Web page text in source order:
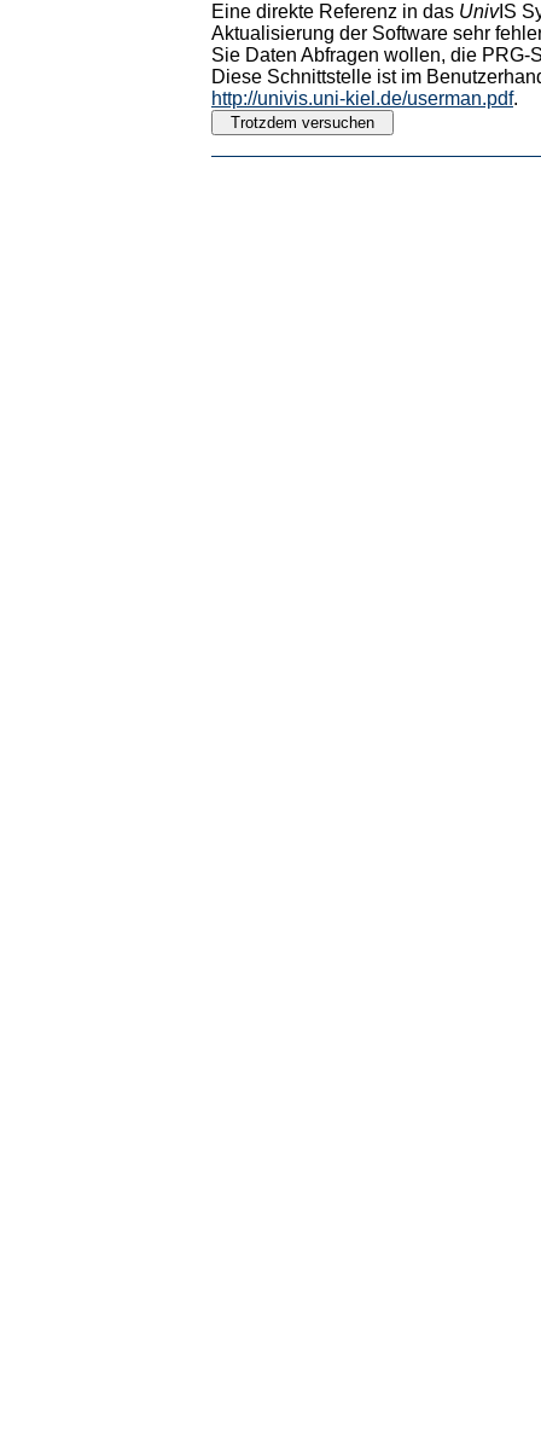
Eine direkte Referenz in das UnivIS
Aktualisierung der Software sehr
Sie Daten Abfragen wollen, die PRG-
Diese Schnittstelle ist im
http://univis.uni-kiel.de/userman.pdf.